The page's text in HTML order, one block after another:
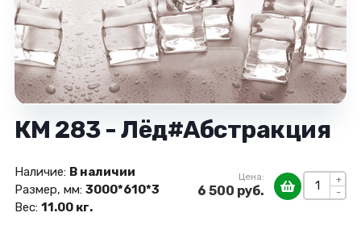
КМ 283 - Лёд#Абстракция
+
-
Цена:
6 500 руб.
Наличие: В наличии
Размер, мм: 3000*610*3
Вес: 11.00 кг.